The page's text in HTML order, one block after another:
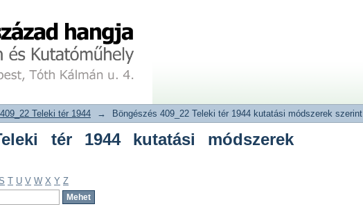
tér 1944 kutatási módszerek szerint
409_22 Teleki tér 1944 → Böngészés 409_22 Teleki tér 1944 kutatási módszerek szerint
tér 1944 kutatási módszerek
T U V W X Y Z